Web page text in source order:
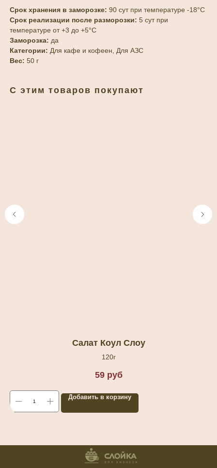
Срок хранения в заморозке: 90 сут при температуре -18°С
Срок реализации после разморозки: 5 сут при
температуре от +3 до +5°С
Заморозка: да
Категории: Для кафе и кофеен, Для АЗС
Вес: 50 г
С этим товаров покупают
Салат Коул Слоу
120г
59 руб
Добавить в корзину